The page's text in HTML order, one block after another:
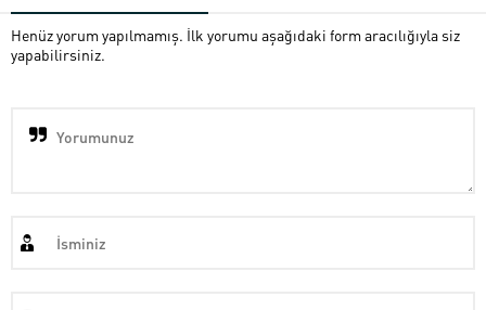
Henüz yorum yapılmamış. İlk yorumu aşağıdaki form aracılığıyla siz
yapabilirsiniz.